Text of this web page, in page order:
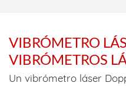
VIBRÓMETRO
VIBRÓMETROS
Un vibrómetro láser